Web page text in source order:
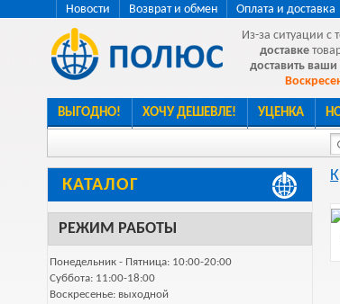
Новости Возврат и обмен Оплата и доставка
Из-за ситуации с
доставке
доставить
ВЫГОДНО! ХОЧУ ДЕШЕВЛЕ! УЦЕНКА
КАТАЛОГ
РЕЖИМ РАБОТЫ
Понедельник - Пятница: 10:00-20:00
Суббота: 11:00-18:00
Воскресенье: выходной